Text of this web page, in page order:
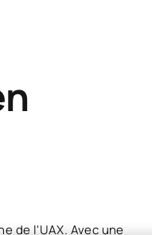
de l'UAX. Avec une